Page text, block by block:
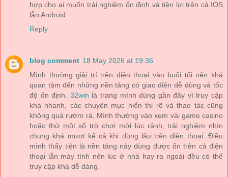
hợp cho ai muốn trải nghiệm ổn định và tiện lợi trên cả IOS
lẫn Android.
Reply
blog comment 18 May 2026 at 19:36
Mình thường giải trí trên điện thoại vào buổi tối nên khá
quan tâm đến những nền tảng có giao diện dễ dùng và tốc
độ ổn định. 32win là trang mình dùng gần đây vì truy cập
khá nhanh, các chuyên mục hiển thị rõ và thao tác cũng
không quá rườm rà. Mình thường vào xem vài game casino
hoặc thử một số trò chơi mới lúc rảnh, trải nghiệm nhìn
chung khá mượt kể cả khi dùng lâu trên điện thoại. Điều
mình thấy tiện là nền tảng này dùng được ổn trên cả điện
thoại lẫn máy tính nên lúc ở nhà hay ra ngoài đều có thể
truy cập khá dễ dàng.